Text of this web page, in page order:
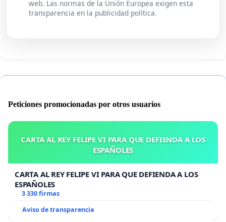
web. Las normas de la Unión Europea exigen esta
transparencia en la publicidad política.
Peticiones promocionadas por otros usuarios
CARTA AL REY FELIPE VI PARA QUE DEFIENDA A LOS
ESPAÑOLES
CARTA AL REY FELIPE VI PARA QUE DEFIENDA A LOS
ESPAÑOLES
3 330 firmas
Aviso de transparencia